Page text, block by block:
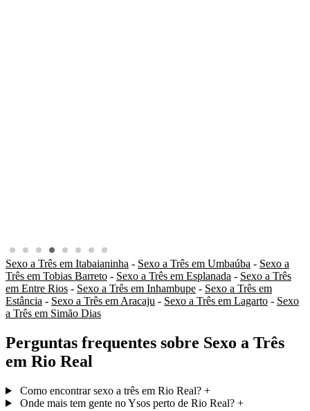
Sexo a Três em Itabaianinha - Sexo a Três em Umbaúba - Sexo a
Três em Tobias Barreto - Sexo a Três em Esplanada - Sexo a Três
em Entre Rios - Sexo a Três em Inhambupe - Sexo a Três em
Estância - Sexo a Três em Aracaju - Sexo a Três em Lagarto - Sexo
a Três em Simão Dias
Perguntas frequentes sobre Sexo a Três
em Rio Real
Como encontrar sexo a três em Rio Real? +
Onde mais tem gente no Ysos perto de Rio Real? +